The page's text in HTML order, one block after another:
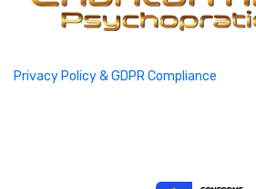
Privacy Policy & GDPR Compliance